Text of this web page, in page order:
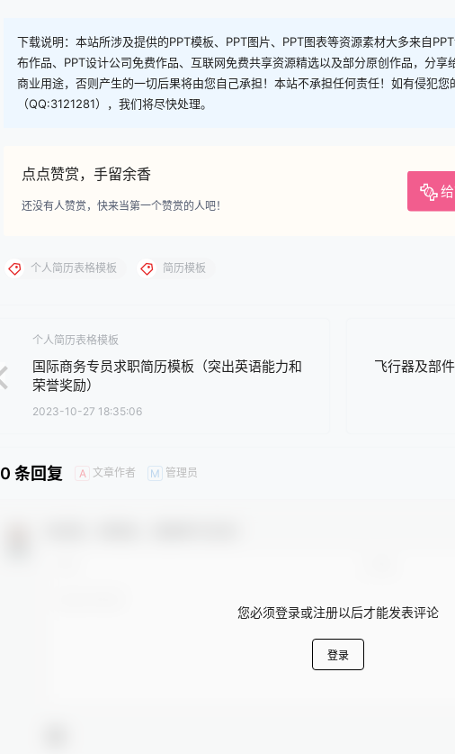
下载说明：本站所涉及提供的PPT模板、PPT图片、PPT图表等资源素材大多来自
布作品、PPT设计公司免费作品、互联网免费共享资源精选以及部分原创作品，分享
商业用途，否则产生的一切后果将由您自己承担！本站不承担任何责任！如有侵犯您
（QQ:3121281），我们将尽快处理。
点点赞赏，手留余香
还没有人赞赏，快来当第一个赞赏的人吧！
个人简历表格模板 简历模板
个人简历表格模板
国际商务专员求职简历模板（突出英语能力和
荣誉奖励）
2023-10-27 18:35:06
飞行器及部
0 条回复 A 文章作者 M 管理员
您必须登录或注册以后才能发表评论
登录